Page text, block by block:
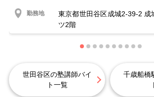
勤務地
東京都世田谷区成城2-39-2 成
ツ2階
世田谷区の塾講師バイ
ト一覧
千歳船橋